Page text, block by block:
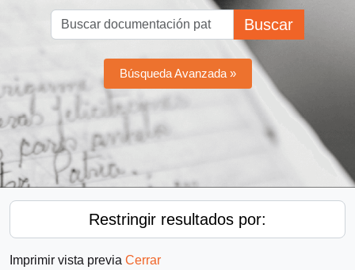
Buscar
Búsqueda Avanzada »
Restringir resultados por:
Imprimir vista previa Cerrar